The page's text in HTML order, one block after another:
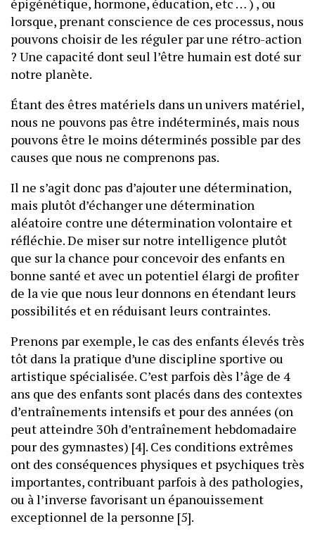
épigénétique, hormone, éducation, etc … ) , ou
lorsque, prenant conscience de ces processus, nous
pouvons choisir de les réguler par une rétro-action
? Une capacité dont seul l’être humain est doté sur
notre planète.
Étant des êtres matériels dans un univers matériel,
nous ne pouvons pas être indéterminés, mais nous
pouvons être le moins déterminés possible par des
causes que nous ne comprenons pas.
Il ne s’agit donc pas d’ajouter une détermination,
mais plutôt d’échanger une détermination
aléatoire contre une détermination volontaire et
réfléchie. De miser sur notre intelligence plutôt
que sur la chance pour concevoir des enfants en
bonne santé et avec un potentiel élargi de profiter
de la vie que nous leur donnons en étendant leurs
possibilités et en réduisant leurs contraintes.
Prenons par exemple, le cas des enfants élevés très
tôt dans la pratique d’une discipline sportive ou
artistique spécialisée. C’est parfois dès l’âge de 4
ans que des enfants sont placés dans des contextes
d’entraînements intensifs et pour des années (on
peut atteindre 30h d’entraînement hebdomadaire
pour des gymnastes) [4]. Ces conditions extrêmes
ont des conséquences physiques et psychiques très
importantes, contribuant parfois à des pathologies,
ou à l’inverse favorisant un épanouissement
exceptionnel de la personne [5].